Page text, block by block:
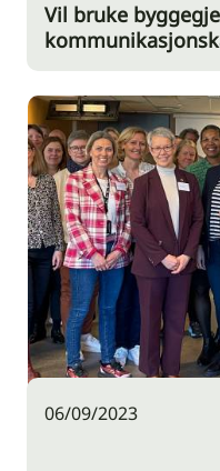
Vil bruke
06/09/2023